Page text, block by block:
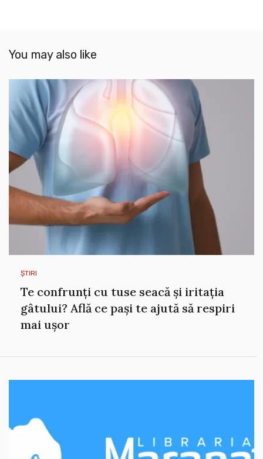
You may also like
ȘTIRI
Te confrunți cu tuse seacă și iritația
gâtului? Află ce pași te ajută să respiri
mai ușor